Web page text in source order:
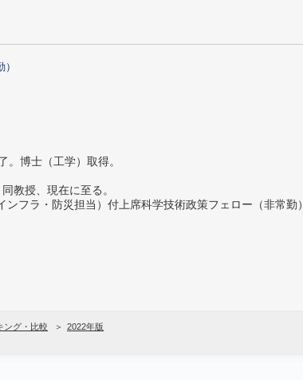
博士（工学）取得。
教授、現在に至る。
フラ・防災担当）付上席科学技術政策フェロー（非常勤）
ング・比較
2022年版